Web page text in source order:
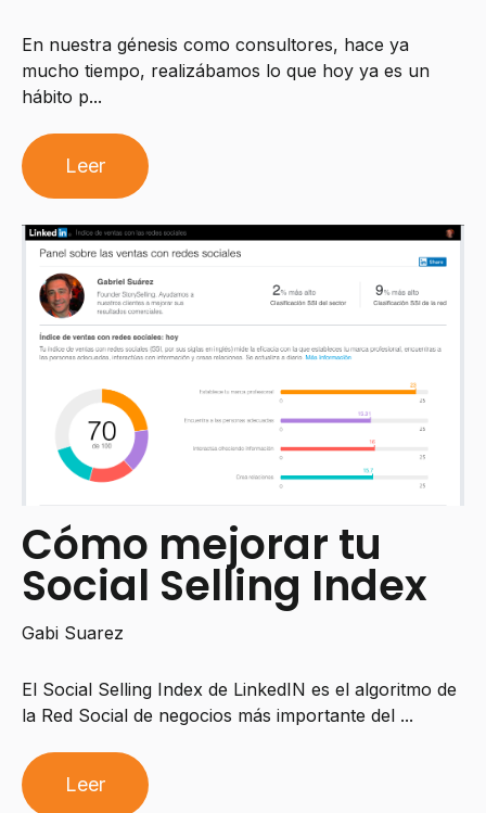
En nuestra génesis como consultores, hace ya
mucho tiempo, realizábamos lo que hoy ya es un
hábito p...
Leer
Cómo mejorar tu
Social Selling Index
Gabi Suarez
El Social Selling Index de LinkedIN es el algoritmo de
la Red Social de negocios más importante del ...
Leer